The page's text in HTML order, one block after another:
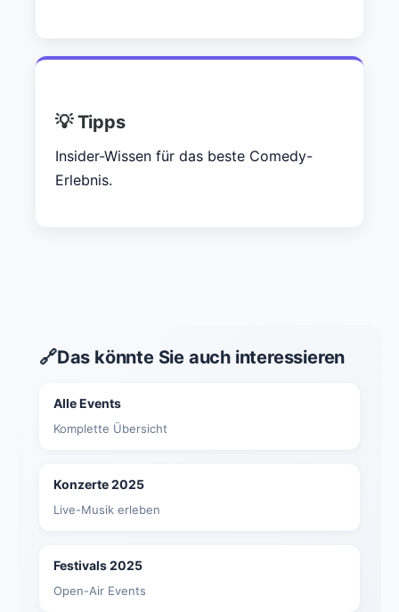
💡 Tipps
Insider-Wissen für das beste Comedy-
Erlebnis.
🔗Das könnte Sie auch interessieren
Alle Events
Komplette Übersicht
Konzerte 2025
Live-Musik erleben
Festivals 2025
Open-Air Events